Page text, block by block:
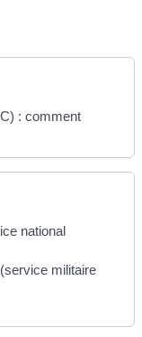
: comment
national
militaire